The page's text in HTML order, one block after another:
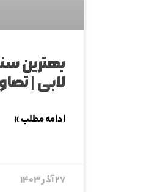
بهترین
لابی |
ادامه مطلب »
۲۷ آذر ۱۴۰۳